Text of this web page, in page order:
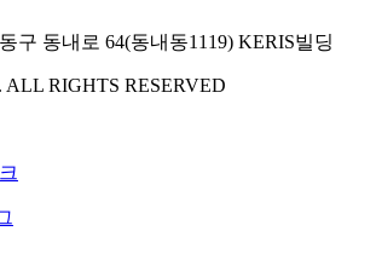
구 동내로 64(동내동1119) KERIS빌딩
RIGHTS RESERVED